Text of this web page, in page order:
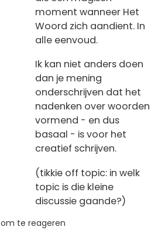
moment wanneer Het
Woord zich aandient. In
alle eenvoud.
Ik kan niet anders doen
dan je mening
onderschrijven dat het
nadenken over woorden
vormend - en dus
basaal - is voor het
creatief schrijven.
(tikkie off topic: in welk
topic is die kleine
discussie gaande?)
om te reageren